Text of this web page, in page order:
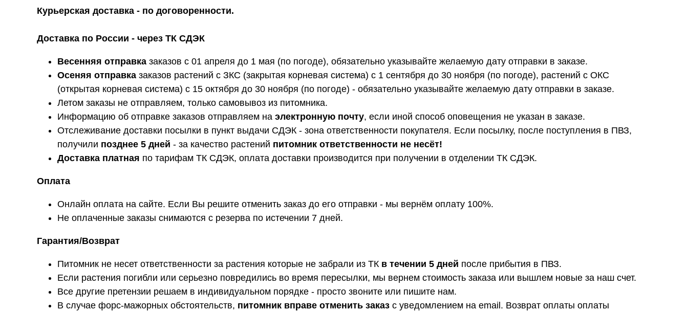
Курьерская доставка - по договоренности.
Доставка по России - через ТК СДЭК
Весенняя отправка заказов с 01 апреля до 1 мая (по погоде), обязательно указывайте желаемую дату отправки в заказе.
Осеняя отправка заказов растений с ЗКС (закрытая корневая система) с 1 сентября до 30 ноября (по погоде), растений с ОКС
(открытая корневая система) с 15 октября до 30 ноября (по погоде) - обязательно указывайте желаемую дату отправки в заказе.
Летом заказы не отправляем, только самовывоз из питомника.
Информацию об отправке заказов отправляем на электронную почту, если иной способ оповещения не указан в заказе.
Отслеживание доставки посылки в пункт выдачи СДЭК - зона ответственности покупателя. Если посылку, после поступления в ПВЗ,
получили позднее 5 дней - за качество растений питомник ответственности не несёт!
Доставка платная по тарифам ТК СДЭК, оплата доставки производится при получении в отделении ТК СДЭК.
Оплата
Онлайн оплата на сайте. Если Вы решите отменить заказ до его отправки - мы вернём оплату 100%.
Не оплаченные заказы снимаются с резерва по истечении 7 дней.
Гарантия/Возврат
Питомник не несет ответственности за растения которые не забрали из ТК в течении 5 дней после прибытия в ПВЗ.
Если растения погибли или серьезно повредились во время пересылки, мы вернем стоимость заказа или вышлем новые за наш счет.
Все другие претензии решаем в индивидуальном порядке - просто звоните или пишите нам.
В случае форс-мажорных обстоятельств, питомник вправе отменить заказ с уведомлением на email. Возврат оплаты оплаты